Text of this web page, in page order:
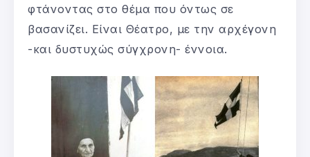
φτάνοντας στο θέμα που όντως σε
βασανίζει. Είναι Θέατρο, με την αρχέγονη
-και δυστυχώς σύγχρονη- έννοια.